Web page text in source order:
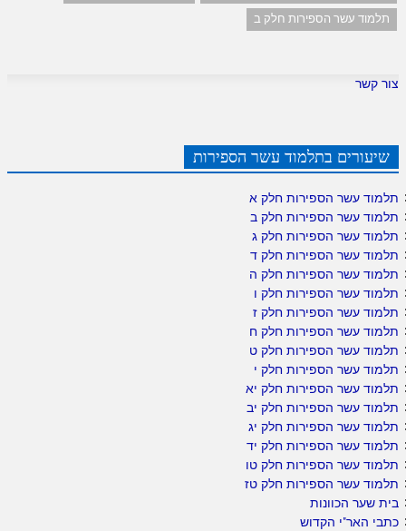
תלמוד עשר הספירות חלק ב
צור קשר
שיעורים בתלמוד עשר הספירות
תלמוד עשר הספירות חלק א
תלמוד עשר הספירות חלק ב
תלמוד עשר הספירות חלק ג
תלמוד עשר הספירות חלק ד
תלמוד עשר הספירות חלק ה
תלמוד עשר הספירות חלק ו
תלמוד עשר הספירות חלק ז
תלמוד עשר הספירות חלק ח
תלמוד עשר הספירות חלק ט
תלמוד עשר הספירות חלק י
תלמוד עשר הספירות חלק יא
תלמוד עשר הספירות חלק יב
תלמוד עשר הספירות חלק יג
תלמוד עשר הספירות חלק יד
תלמוד עשר הספירות חלק טו
תלמוד עשר הספירות חלק טז
בית שער הכוונות
כתבי האר"י הקדוש